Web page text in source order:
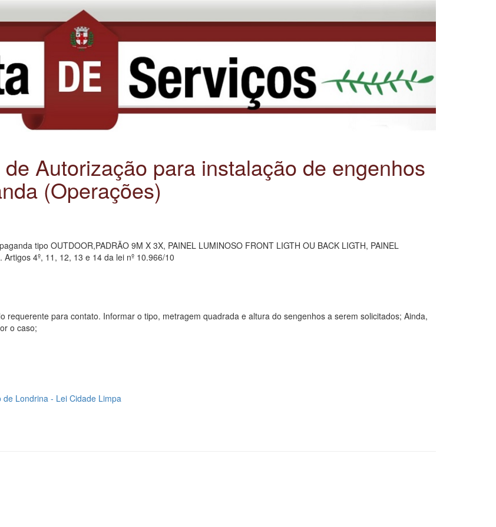
Autorização para instalação de engenhos
(Operações)
tipo OUTDOOR,PADRÃO 9M X 3X, PAINEL LUMINOSO FRONT LIGTH OU BACK LIGTH, PAINEL
4º, 11, 12, 13 e 14 da lei nº 10.966/10
requerente para contato. Informar o tipo, metragem quadrada e altura do sengenhos a serem solicitados; Ainda,
o caso;
Londrina - Lei Cidade Limpa